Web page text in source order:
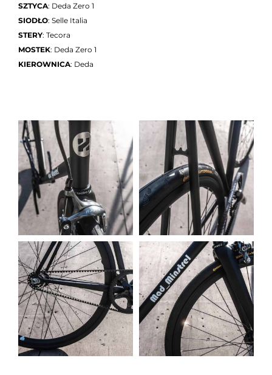
SZTYCA: Deda Zero 1
SIODŁO: Selle Italia
STERY: Tecora
MOSTEK: Deda Zero 1
KIEROWNICA: Deda